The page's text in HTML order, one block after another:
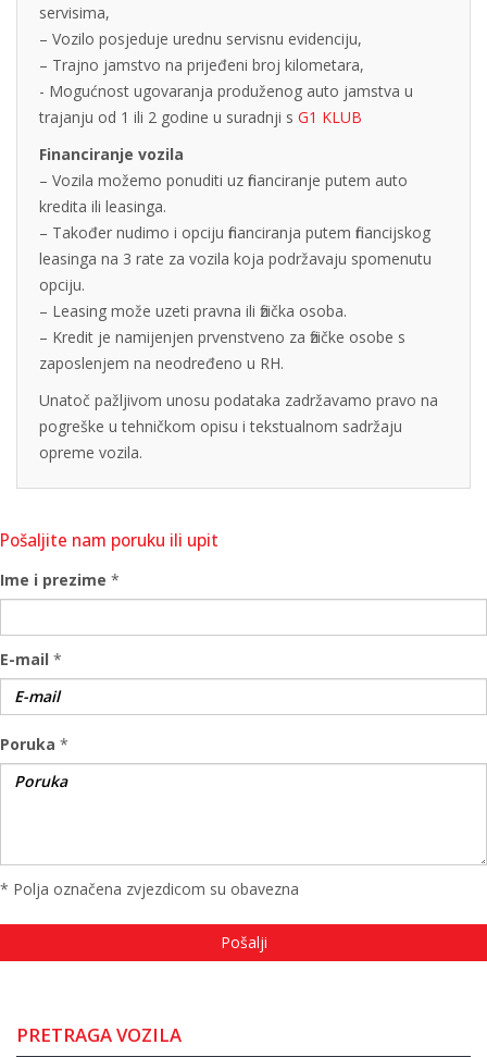
servisima,
– Vozilo posjeduje urednu servisnu evidenciju,
– Trajno jamstvo na prijeđeni broj kilometara,
- Mogućnost ugovaranja produženog auto jamstva u
trajanju od 1 ili 2 godine u suradnji s G1 KLUB
Financiranje vozila
– Vozila možemo ponuditi uz financiranje putem auto
kredita ili leasinga.
– Također nudimo i opciju financiranja putem financijskog
leasinga na 3 rate za vozila koja podržavaju spomenutu
opciju.
– Leasing može uzeti pravna ili fizička osoba.
– Kredit je namijenjen prvenstveno za fizičke osobe s
zaposlenjem na neodređeno u RH.
Unatoč pažljivom unosu podataka zadržavamo pravo na
pogreške u tehničkom opisu i tekstualnom sadržaju
opreme vozila.
Pošaljite nam poruku ili upit
Ime i prezime *
E-mail *
Poruka *
* Polja označena zvjezdicom su obavezna
PRETRAGA VOZILA